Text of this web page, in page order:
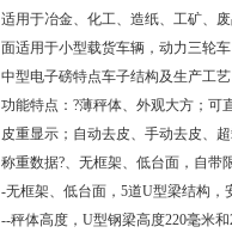
适用于冶金、化工、造纸、工矿、
面适用于小型载货车辆，动力三轮
中型电子磅特点车子结构及生产工
功能特点：?薄秤体、外观大方；可
皮重显示；自动去皮、手动去皮、
称重数据?、无框架、低台面，自带
-无框架、低台面，5道U型梁结构，
--秤体高度，U型钢梁高度220毫米